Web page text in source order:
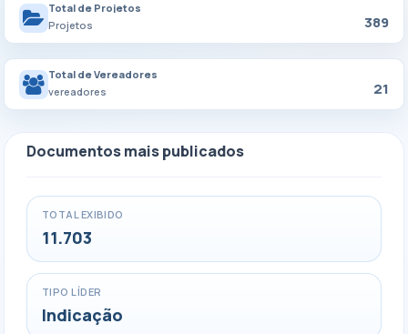
Total de Projetos
Projetos
389
Total de Vereadores
vereadores
21
Documentos mais publicados
TOTAL EXIBIDO
11.703
TIPO LÍDER
Indicação